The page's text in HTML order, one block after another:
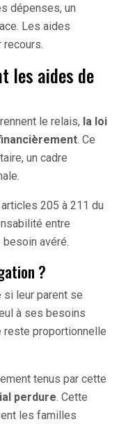
dépenses, un
Les aides
recours.
les aides de
le relais, la loi
. Ce
un cadre
205 à 211 du
entre
avéré.
?
leur parent se
à ses besoins
reste proportionnelle
tenus par cette
perdure. Cette
les familles